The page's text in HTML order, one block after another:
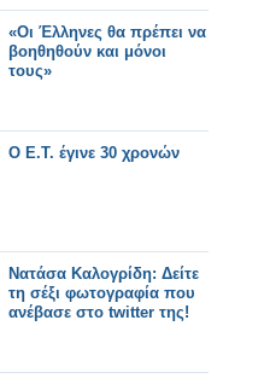
«Οι Έλληνες θα πρέπει να
βοηθηθούν και μόνοι
τους»
Ο E.T. έγινε 30 χρονών
Νατάσα Καλογρίδη: Δείτε
τη σέξι φωτογραφία που
ανέβασε στο twitter της!